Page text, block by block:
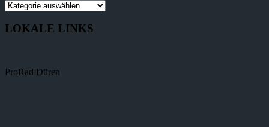
LOKALE LINKS
ProRad Düren